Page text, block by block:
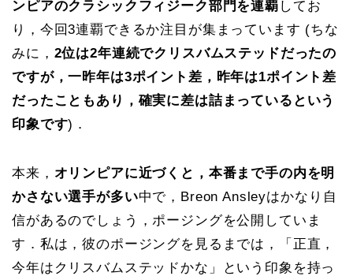
ンピアのクラシックフィジーク部門を連覇 してお
り，今回3連覇できるか注目が集まっています (ちな
みに， 2位は2年連続でクリスバムステッドだったの
ですが，一昨年は3ポイント差，昨年は1ポイント差
だったこともあり，確実に差は詰まっているという
印象です)．
本来， オリンピアに近づくと，本番まで手の内を明
かさない選手が多い中で，Breon Ansleyはかなり自
信があるのでしょう，ポージングを公開していま
す．私は，彼のポージングを見るまでは，「正直，
今年はクリスバムステッドかな」という印象を持っ